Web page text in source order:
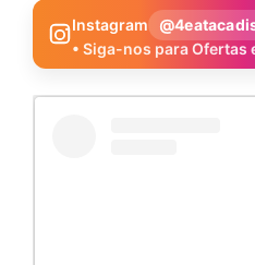
Instagram
• Siga-nos para Ofertas